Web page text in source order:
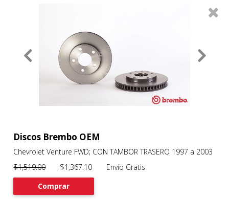
Services
0
Previous
Discos Brembo OEM
Chevrolet Venture FWD; CON TAMBOR TRASERO 1997 a 2003
$1,519.00$1,367.10 Envío Gratis
Comprar